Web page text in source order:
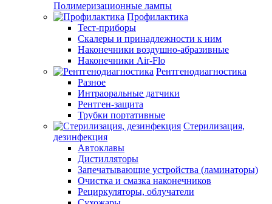
Полимеризационные лампы
Профилактика
Тест-приборы
Скалеры и принадлежности к ним
Наконечники воздушно-абразивные
Наконечники Air-Flo
Рентгенодиагностика
Разное
Интраоральные датчики
Рентген-защита
Трубки портативные
Стерилизация,
дезинфекция
Автоклавы
Дистилляторы
Запечатывающие устройства (ламинаторы)
Очистка и смазка наконечников
Рециркуляторы, облучатели